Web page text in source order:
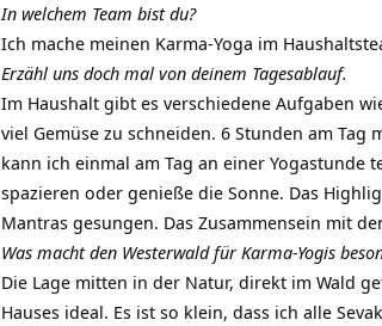
In welchem Team bist du?
Ich mache meinen Karma-Yoga im
Erzähl uns doch mal von deinem Tagesablauf.
Im Haushalt gibt es verschiedene Aufgaben
viel Gemüse zu schneiden. 6 Stunden am
kann ich einmal am Tag an einer
spazieren oder genieße die Sonne. Das
Mantras gesungen. Das Zusammensein mit
Was macht den Westerwald für Karma-Yogis
Die Lage mitten in der Natur, direkt im Wald
Hauses ideal. Es ist so klein, dass ich alle